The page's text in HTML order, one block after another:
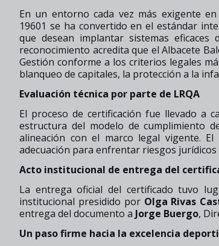
En un entorno cada vez más exigente
19601 se ha convertido en el estándar
que desean implantar sistemas eficaces
reconocimiento acredita que el Albacete
Gestión conforme a los criterios legales
blanqueo de capitales, la protección a la
Evaluación técnica por parte de LRQA
El proceso de certificación fue llevado a
estructura del modelo de cumplimiento
alineación con el marco legal vigente.
adecuación para enfrentar riesgos
Acto institucional de entrega del
La entrega oficial del certificado tuvo
institucional presidido por Olga Rivas
entrega del documento a Jorge Buergo,
Un paso firme hacia la excelencia